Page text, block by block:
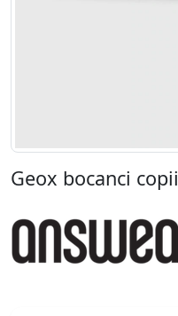
Geox bocanci copii